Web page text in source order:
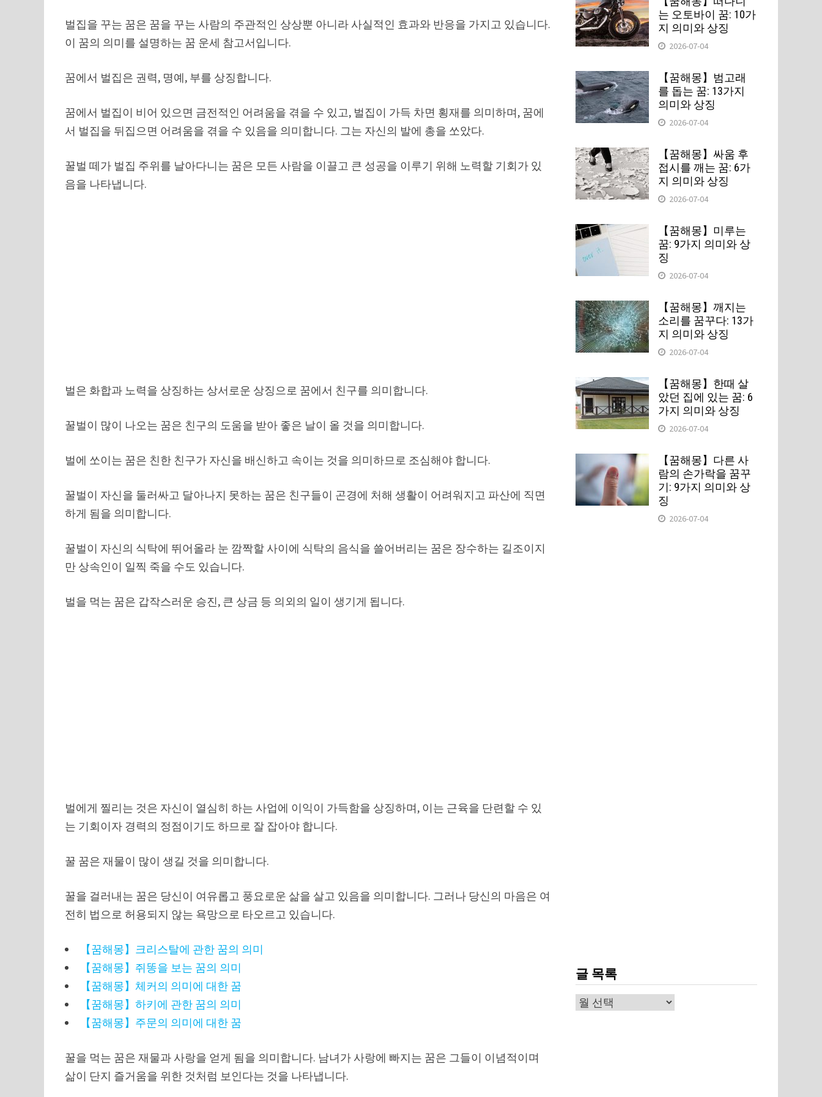
벌집을 꾸는 꿈은 꿈을 꾸는 사람의 주관적인 상상뿐 아니라 사실적인 효과와 반응을 가지고 있습니다.
이 꿈의 의미를 설명하는 꿈 운세 참고서입니다.
꿈에서 벌집은 권력, 명예, 부를 상징합니다.
꿈에서 벌집이 비어 있으면 금전적인 어려움을 겪을 수 있고, 벌집이 가득 차면 횡재를 의미하며, 꿈에
서 벌집을 뒤집으면 어려움을 겪을 수 있음을 의미합니다. 그는 자신의 발에 총을 쏘았다.
꿀벌 떼가 벌집 주위를 날아다니는 꿈은 모든 사람을 이끌고 큰 성공을 이루기 위해 노력할 기회가 있
음을 나타냅니다.
벌은 화합과 노력을 상징하는 상서로운 상징으로 꿈에서 친구를 의미합니다.
꿀벌이 많이 나오는 꿈은 친구의 도움을 받아 좋은 날이 올 것을 의미합니다.
벌에 쏘이는 꿈은 친한 친구가 자신을 배신하고 속이는 것을 의미하므로 조심해야 합니다.
꿀벌이 자신을 둘러싸고 달아나지 못하는 꿈은 친구들이 곤경에 처해 생활이 어려워지고 파산에 직면
하게 됨을 의미합니다.
꿀벌이 자신의 식탁에 뛰어올라 눈 깜짝할 사이에 식탁의 음식을 쓸어버리는 꿈은 장수하는 길조이지
만 상속인이 일찍 죽을 수도 있습니다.
벌을 먹는 꿈은 갑작스러운 승진, 큰 상금 등 의외의 일이 생기게 됩니다.
벌에게 찔리는 것은 자신이 열심히 하는 사업에 이익이 가득함을 상징하며, 이는 근육을 단련할 수 있
는 기회이자 경력의 정점이기도 하므로 잘 잡아야 합니다.
꿀 꿈은 재물이 많이 생길 것을 의미합니다.
꿀을 걸러내는 꿈은 당신이 여유롭고 풍요로운 삶을 살고 있음을 의미합니다. 그러나 당신의 마음은 여
전히 ​​법으로 허용되지 않는 욕망으로 타오르고 있습니다.
【꿈해몽】크리스탈에 관한 꿈의 의미
【꿈해몽】쥐똥을 보는 꿈의 의미
【꿈해몽】체커의 의미에 대한 꿈
【꿈해몽】하키에 관한 꿈의 의미
【꿈해몽】주문의 의미에 대한 꿈
꿀을 먹는 꿈은 재물과 사랑을 얻게 됨을 의미합니다. 남녀가 사랑에 빠지는 꿈은 그들이 이념적이며
삶이 단지 즐거움을 위한 것처럼 보인다는 것을 나타냅니다.
는 오토바이 꿈: 10가
지 의미와 상징
2026-07-04
【꿈해몽】범고래
를 돕는 꿈: 13가지
의미와 상징
2026-07-04
【꿈해몽】싸움 후
접시를 깨는 꿈: 6가
지 의미와 상징
2026-07-04
【꿈해몽】미루는
꿈: 9가지 의미와 상
징
2026-07-04
【꿈해몽】깨지는
소리를 꿈꾸다: 13가
지 의미와 상징
2026-07-04
【꿈해몽】한때 살
았던 집에 있는 꿈: 6
가지 의미와 상징
2026-07-04
【꿈해몽】다른 사
람의 손가락을 꿈꾸
기: 9가지 의미와 상
징
2026-07-04
글 목록
글